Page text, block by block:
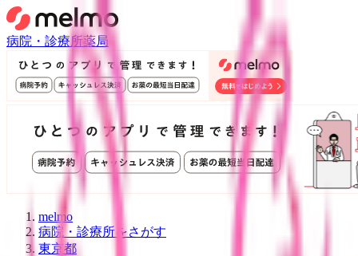
病院・診療所薬局
melmo
病院・診療所をさがす
東京都